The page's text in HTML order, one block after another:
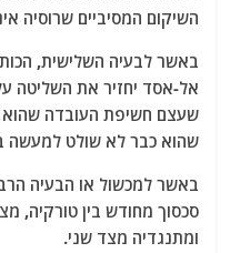
השיקום המסיביים שרוסיה
באשר לבעיה השלישית,
אל-אסד יחזיר את השליטה
שעצם חשיפת העובדה שהוא
שהוא כבר לא שולט למעשה
באשר למכשול או הבעיה
סכסוך מחודש בין טורקיה,
ומתנגדיה מצד שני.